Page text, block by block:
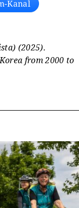
Kanal
(2025).
from 2000 to